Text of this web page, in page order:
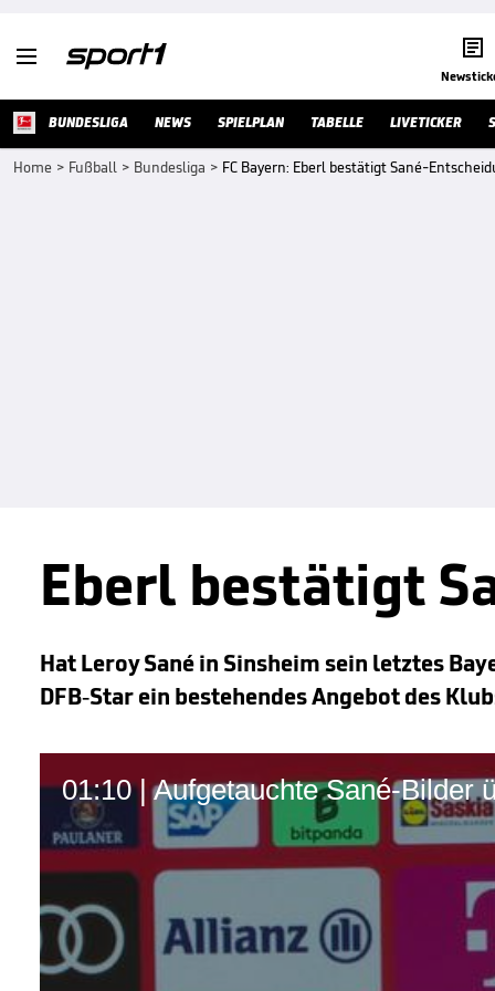
 
BUNDESLIGA NEWS SPIELPLAN TABELLE LIVETICKER
Home > Fußball > Bundesliga > FC Bayern: Eberl bestätigt Sané-
Eberl bestätigt
Hat Leroy Sané in Sinsheim sein letztes
DFB-Star ein bestehendes Angebot des
01:10 | Aufgetauchte Sané-Bilder